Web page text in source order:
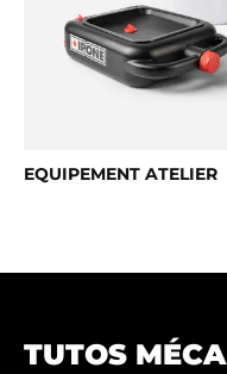
EQUIPEMENT ATELIER
TUTOS MÉCA